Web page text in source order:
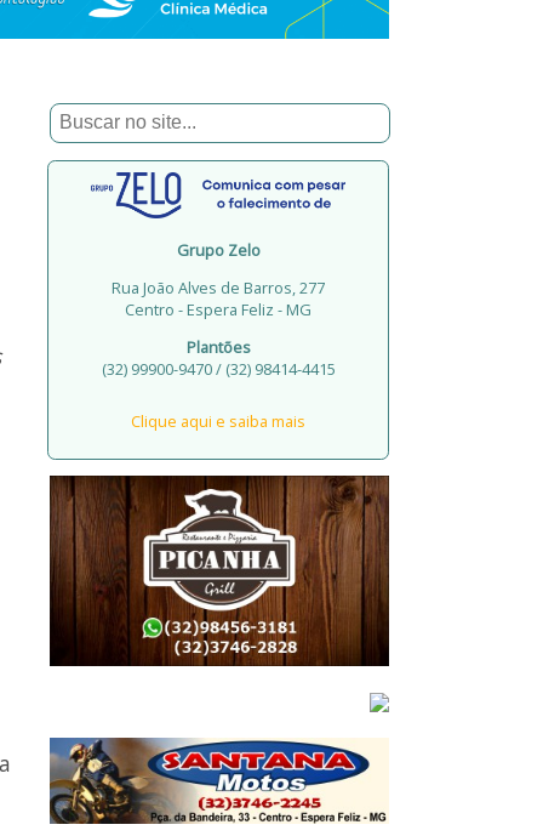
Grupo Zelo
Rua João Alves de Barros, 277
Centro - Espera Feliz - MG
Plantões
(32) 99900-9470 / (32) 98414-4415
Clique aqui e saiba mais